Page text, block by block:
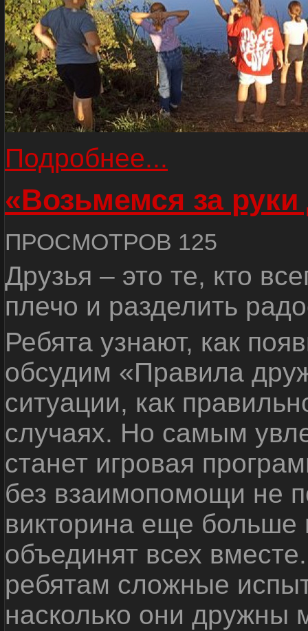
Подробнее...
«Возьмемся за руки
ПРОСМОТРОВ 125
Друзья – это те, кто
плечо и разделить
Ребята узнают, как
обсудим «Правила
ситуации, как
случаях. Но самым
станет игровая
без взаимопомощи не
викторина еще
объединят всех
ребятам сложные
насколько они дружны